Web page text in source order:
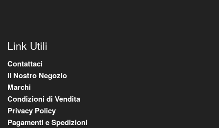
Link Utili
Contattaci
Il Nostro Negozio
Marchi
Condizioni di Vendita
Privacy Policy
Pagamenti e Spedizioni